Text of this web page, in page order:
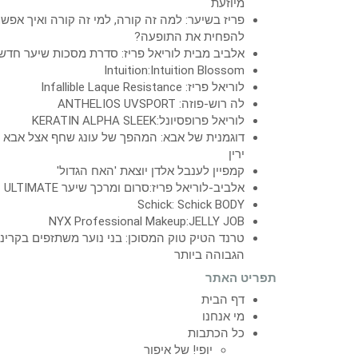
מיוזעת
פריז בשיער: למה זה קורה, למי זה קורה ואיך
להפחית את התופעה?
אלביב מבית לוריאל פריז: סדרת מסכות שיער
Intuition:Intuition Blossom
לוריאל פריז: Infallible Laque Resistance
לה רוש-פוזה: ANTHELIOS UVSPORT
לוריאל פרופסיונל:KERATIN ALPHA SLEEK
דוגמנית של אבא: המהפך של עונג שחף אצל אבא
ירין
קמפיין לענבל אלדן יוצאת 'האח הגדול'
אלביב-לוריאל פריז:סרום ומרכך שיער ULTIMATE
Schick: Schick BODY
NYX Professional Makeup:JELLY JOB
טרנד הטיק טוק המסוכן: בני נוער משתזפים
הגבוהה ביותר
תפריט האתר
דף הבית
מי אנחנו
כל הכתבות
יופי! של איפור